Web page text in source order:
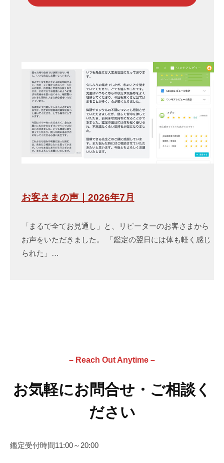
お客さまの声｜2026年7月
「まるで全てお見通し」と、リピーターのお客さまから
お声をいただきました。 「鑑定の翌日には体も軽く感じ
られた」…
– Reach Out Anytime –
お気軽にお問合せ・ご相談く
ださい
鑑定受付時間11:00～20:00